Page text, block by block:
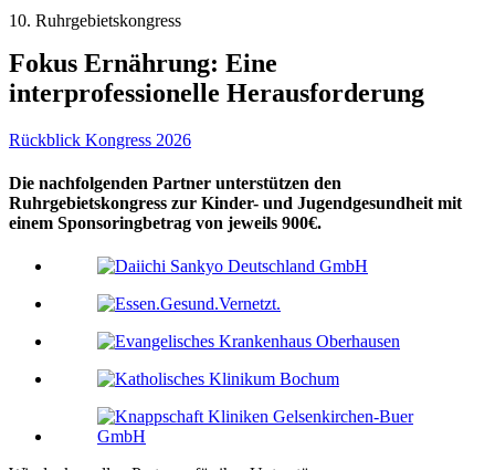
10. Ruhrgebietskongress
Fokus Ernährung: Eine
interprofessionelle Herausforderung
Rückblick Kongress 2026
Die nachfolgenden Partner unterstützen den
Ruhrgebietskongress zur Kinder- und Jugendgesundheit mit
einem Sponsoringbetrag von jeweils 900€.